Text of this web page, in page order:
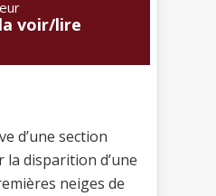
voir/lire
d’une section
la disparition d’une
neiges de